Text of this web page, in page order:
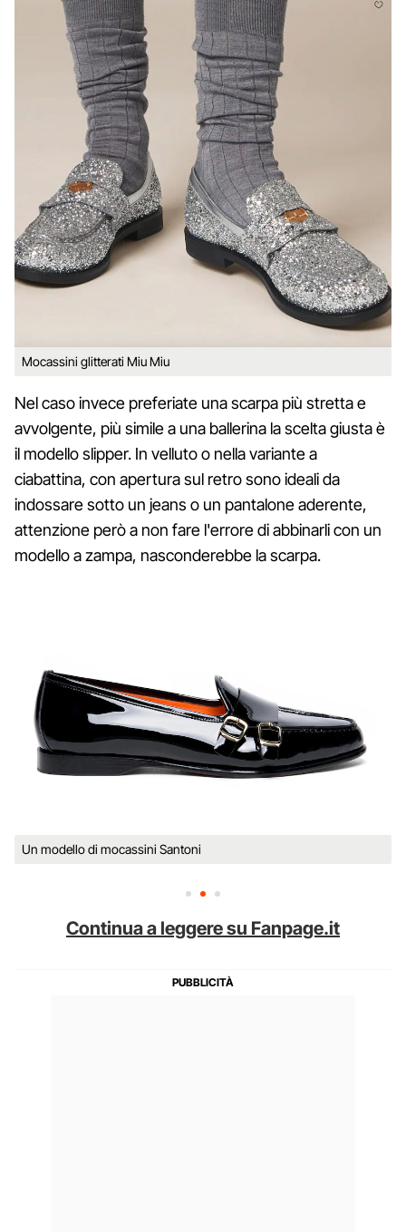
Mocassini glitterati Miu Miu
Nel caso invece preferiate una scarpa più stretta e
avvolgente, più simile a una ballerina la scelta giusta è
il modello slipper. In velluto o nella variante a
ciabattina, con apertura sul retro sono ideali da
indossare sotto un jeans o un pantalone aderente,
attenzione però a non fare l'errore di abbinarli con un
modello a zampa, nasconderebbe la scarpa.
Un modello di mocassini Santoni
Continua a leggere su Fanpage.it